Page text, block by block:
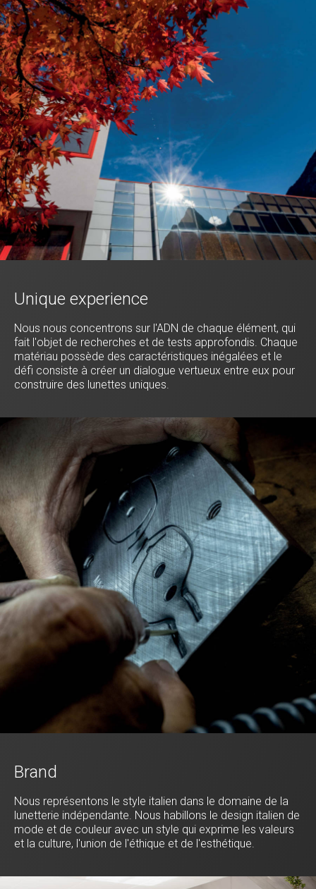
Unique experience
Nous nous concentrons sur l'ADN de chaque élément, qui
fait l'objet de recherches et de tests approfondis. Chaque
matériau possède des caractéristiques inégalées et le
défi consiste à créer un dialogue vertueux entre eux pour
construire des lunettes uniques.
Brand
Nous représentons le style italien dans le domaine de la
lunetterie indépendante. Nous habillons le design italien de
mode et de couleur avec un style qui exprime les valeurs
et la culture, l'union de l'éthique et de l'esthétique.